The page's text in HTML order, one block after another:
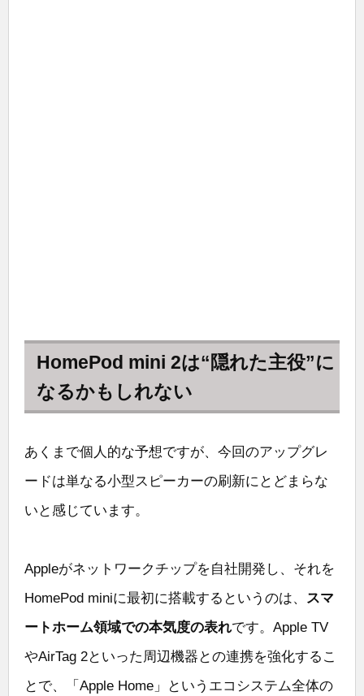
HomePod mini 2は“隠れた主役”に
なるかもしれない
あくまで個人的な予想ですが、今回のアップグレ
ードは単なる小型スピーカーの刷新にとどまらな
いと感じています。
Appleがネットワークチップを自社開発し、それを
HomePod miniに最初に搭載するというのは、 スマ
ートホーム領域での本気度の表れです。Apple TV
やAirTag 2といった周辺機器との連携を強化するこ
とで、「Apple Home」というエコシステム全体の